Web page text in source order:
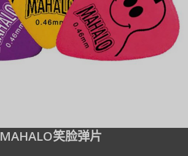
MAHALO笑脸弹片